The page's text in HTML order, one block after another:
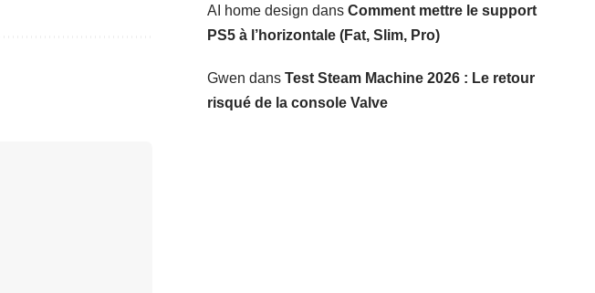
AI home design dans Comment mettre le support
PS5 à l’horizontale (Fat, Slim, Pro)
Gwen dans Test Steam Machine 2026 : Le retour
risqué de la console Valve